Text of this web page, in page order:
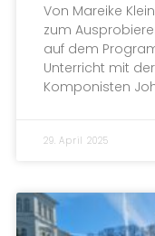
Von Mareike
zum
auf dem
Unterricht mit
Komponisten
29. April 2025